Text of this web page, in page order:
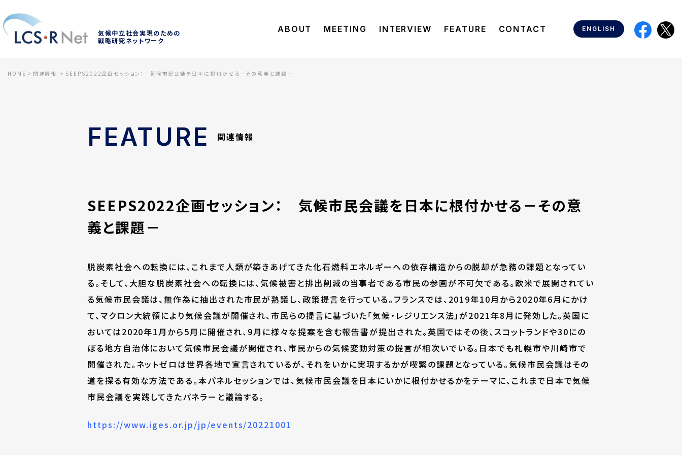
気候中立社会実現のための
戦略研究ネットワーク
ABOUT MEETING INTERVIEW FEATURE CONTACT ENGLISH
HOME 関連情報 SEEPS2022企画セッション： 気候市民会議を日本に根付かせる－その意義と課題－
FEATURE 関連情報
SEEPS2022企画セッション： 気候市民会議を日本に根付かせる－その意
義と課題－
脱炭素社会への転換には、これまで人類が築きあげてきた化石燃料エネルギーへの依存構造からの脱却が急務の課題となってい
る。そして、大胆な脱炭素社会への転換には、気候被害と排出削減の当事者である市民の参画が不可欠である。欧米で展開されてい
る気候市民会議は、無作為に抽出された市民が熟議し、政策提言を行っている。フランスでは、2019年10月から2020年6月にかけ
て、マクロン大統領により気候会議が開催され、市民らの提言に基づいた「気候・レジリエンス法」が2021年8月に発効した。英国に
おいては2020年1月から5月に開催され、9月に様々な提案を含む報告書が提出された。英国ではその後、スコットランドや30にの
ぼる地方自治体において気候市民会議が開催され、市民からの気候変動対策の提言が相次いでいる。日本でも札幌市や川崎市で
開催された。ネットゼロは世界各地で宣言されているが、それをいかに実現するかが喫緊の課題となっている。気候市民会議はその
道を探る有効な方法である。本パネルセッションでは、気候市民会議を日本にいかに根付かせるかをテーマに、これまで日本で気候
市民会議を実践してきたパネラーと議論する。
https://www.iges.or.jp/jp/events/20221001